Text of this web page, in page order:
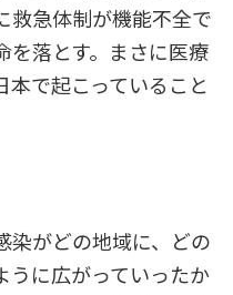
救急体制が機能不全で
を落とす。まさに医療
本で起こっていること
がどの地域に、どの
うに広がっていったか